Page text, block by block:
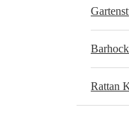
Rattan